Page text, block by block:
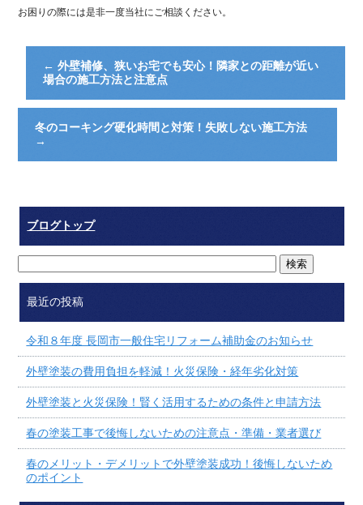
お困りの際には是非一度当社にご相談ください。
← 外壁補修、狭いお宅でも安心！隣家との距離が近い
場合の施工方法と注意点
冬のコーキング硬化時間と対策！失敗しない施工方法
→
ブログトップ
最近の投稿
令和８年度 長岡市一般住宅リフォーム補助金のお知らせ
外壁塗装の費用負担を軽減！火災保険・経年劣化対策
外壁塗装と火災保険！賢く活用するための条件と申請方法
春の塗装工事で後悔しないための注意点・準備・業者選び
春のメリット・デメリットで外壁塗装成功！後悔しないため
のポイント